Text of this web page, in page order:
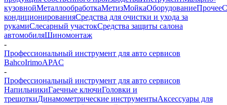
кузовнойМеталлообработкаМетизМойкаОборудованиеПрочее
кондиционированияСредства для очистки и ухода за
рукамиСлесарный участокСредства защиты салона
автомобиляШиномонтаж
-
Профессиональный инструмент для авто сервисов
BahcoIrimoAPAC
-
Профессиональный инструмент для авто сервисов
НапильникиГаечные ключиГоловки и
трещоткиДинамометрические инструментыАксессуары для